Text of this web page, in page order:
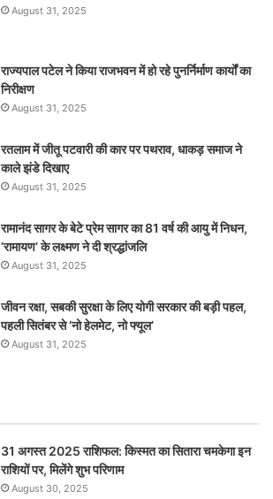
August 31, 2025
राज्यपाल पटेल ने किया राजभवन में हो रहे पुनर्निर्माण कार्यों का
निरीक्षण
August 31, 2025
रतलाम में जीतू पटवारी की कार पर पथराव, धाकड़ समाज ने
काले झंडे दिखाए
August 31, 2025
रामानंद सागर के बेटे प्रेम सागर का 81 वर्ष की आयु में निधन,
‘रामायण’ के लक्ष्मण ने दी श्रद्धांजलि
August 31, 2025
जीवन रक्षा, सबकी सुरक्षा के लिए योगी सरकार की बड़ी पहल,
पहली सितंबर से ‘नो हेलमेट, नो फ्यूल’
August 31, 2025
31 अगस्त 2025 राशिफल: किस्मत का सितारा चमकेगा इन
राशियों पर, मिलेंगे शुभ परिणाम
August 30, 2025